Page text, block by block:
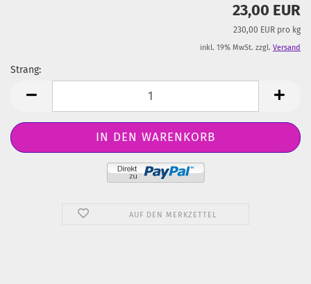
23,00 EUR
230,00 EUR pro kg
inkl. 19% MwSt. zzgl. Versand
Strang:
AUF DEN MERKZETTEL